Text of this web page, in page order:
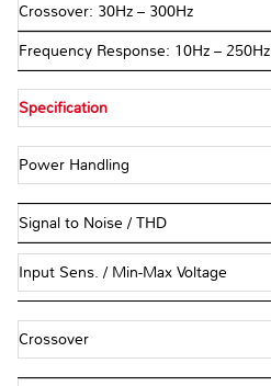
Crossover: 30Hz – 300Hz
Frequency Response: 10Hz – 250Hz
Specification
Power Handling
Signal to Noise / THD
Input Sens. / Min-Max Voltage
Crossover